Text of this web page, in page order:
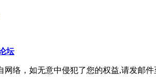
坛
网络，如无意中侵犯了您的权益,请发邮